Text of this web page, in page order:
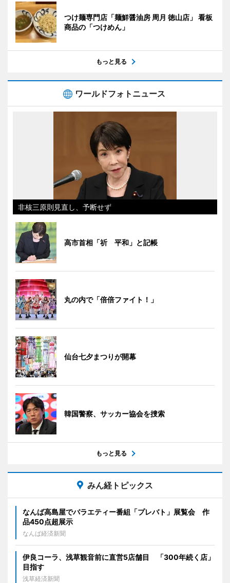
つけ麺専門店「麺鮮醤油房 周月 徳山店」 看板
商品の「つけめん」
もっと見る
ワールドフォトニュース
非核三原則見直し、予断せず
高市首相「祈 平和」と記帳
丸の内で「倍倍ファイト！」
仙台七夕まつりが開幕
韓国警察、サッカー協会を捜索
もっと見る
みん経トピックス
なんば高島屋でバラエティー番組「プレバト」展覧会 作
品450点超展示
なんば経済新聞
伊良コーラ、浅草観音前に直営5店舗目 「300年続く店」
目指す
浅草経済新聞